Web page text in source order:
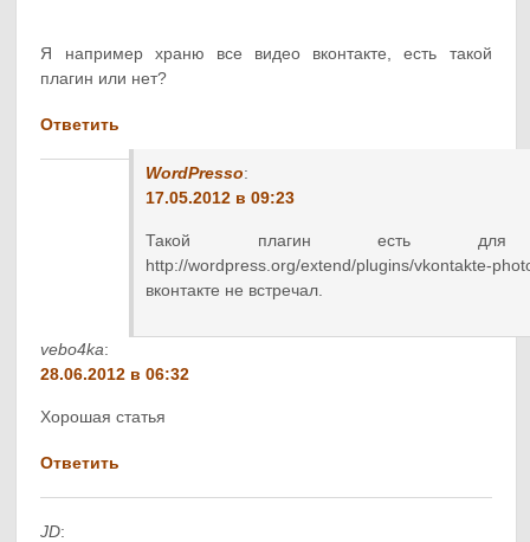
Я например храню все видео вконтакте, есть такой
плагин или нет?
Ответить
WordPresso:
17.05.2012 в 09:23
Такой плагин есть для
http://wordpress.org/extend/plugins/vkontakte-
вконтакте не встречал.
vebo4ka:
28.06.2012 в 06:32
Хорошая статья
Ответить
JD: